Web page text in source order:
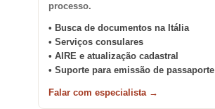
processo.
• Busca de documentos na Itália
• Serviços consulares
• AIRE e atualização cadastral
• Suporte para emissão de passaporte
Falar com especialista →